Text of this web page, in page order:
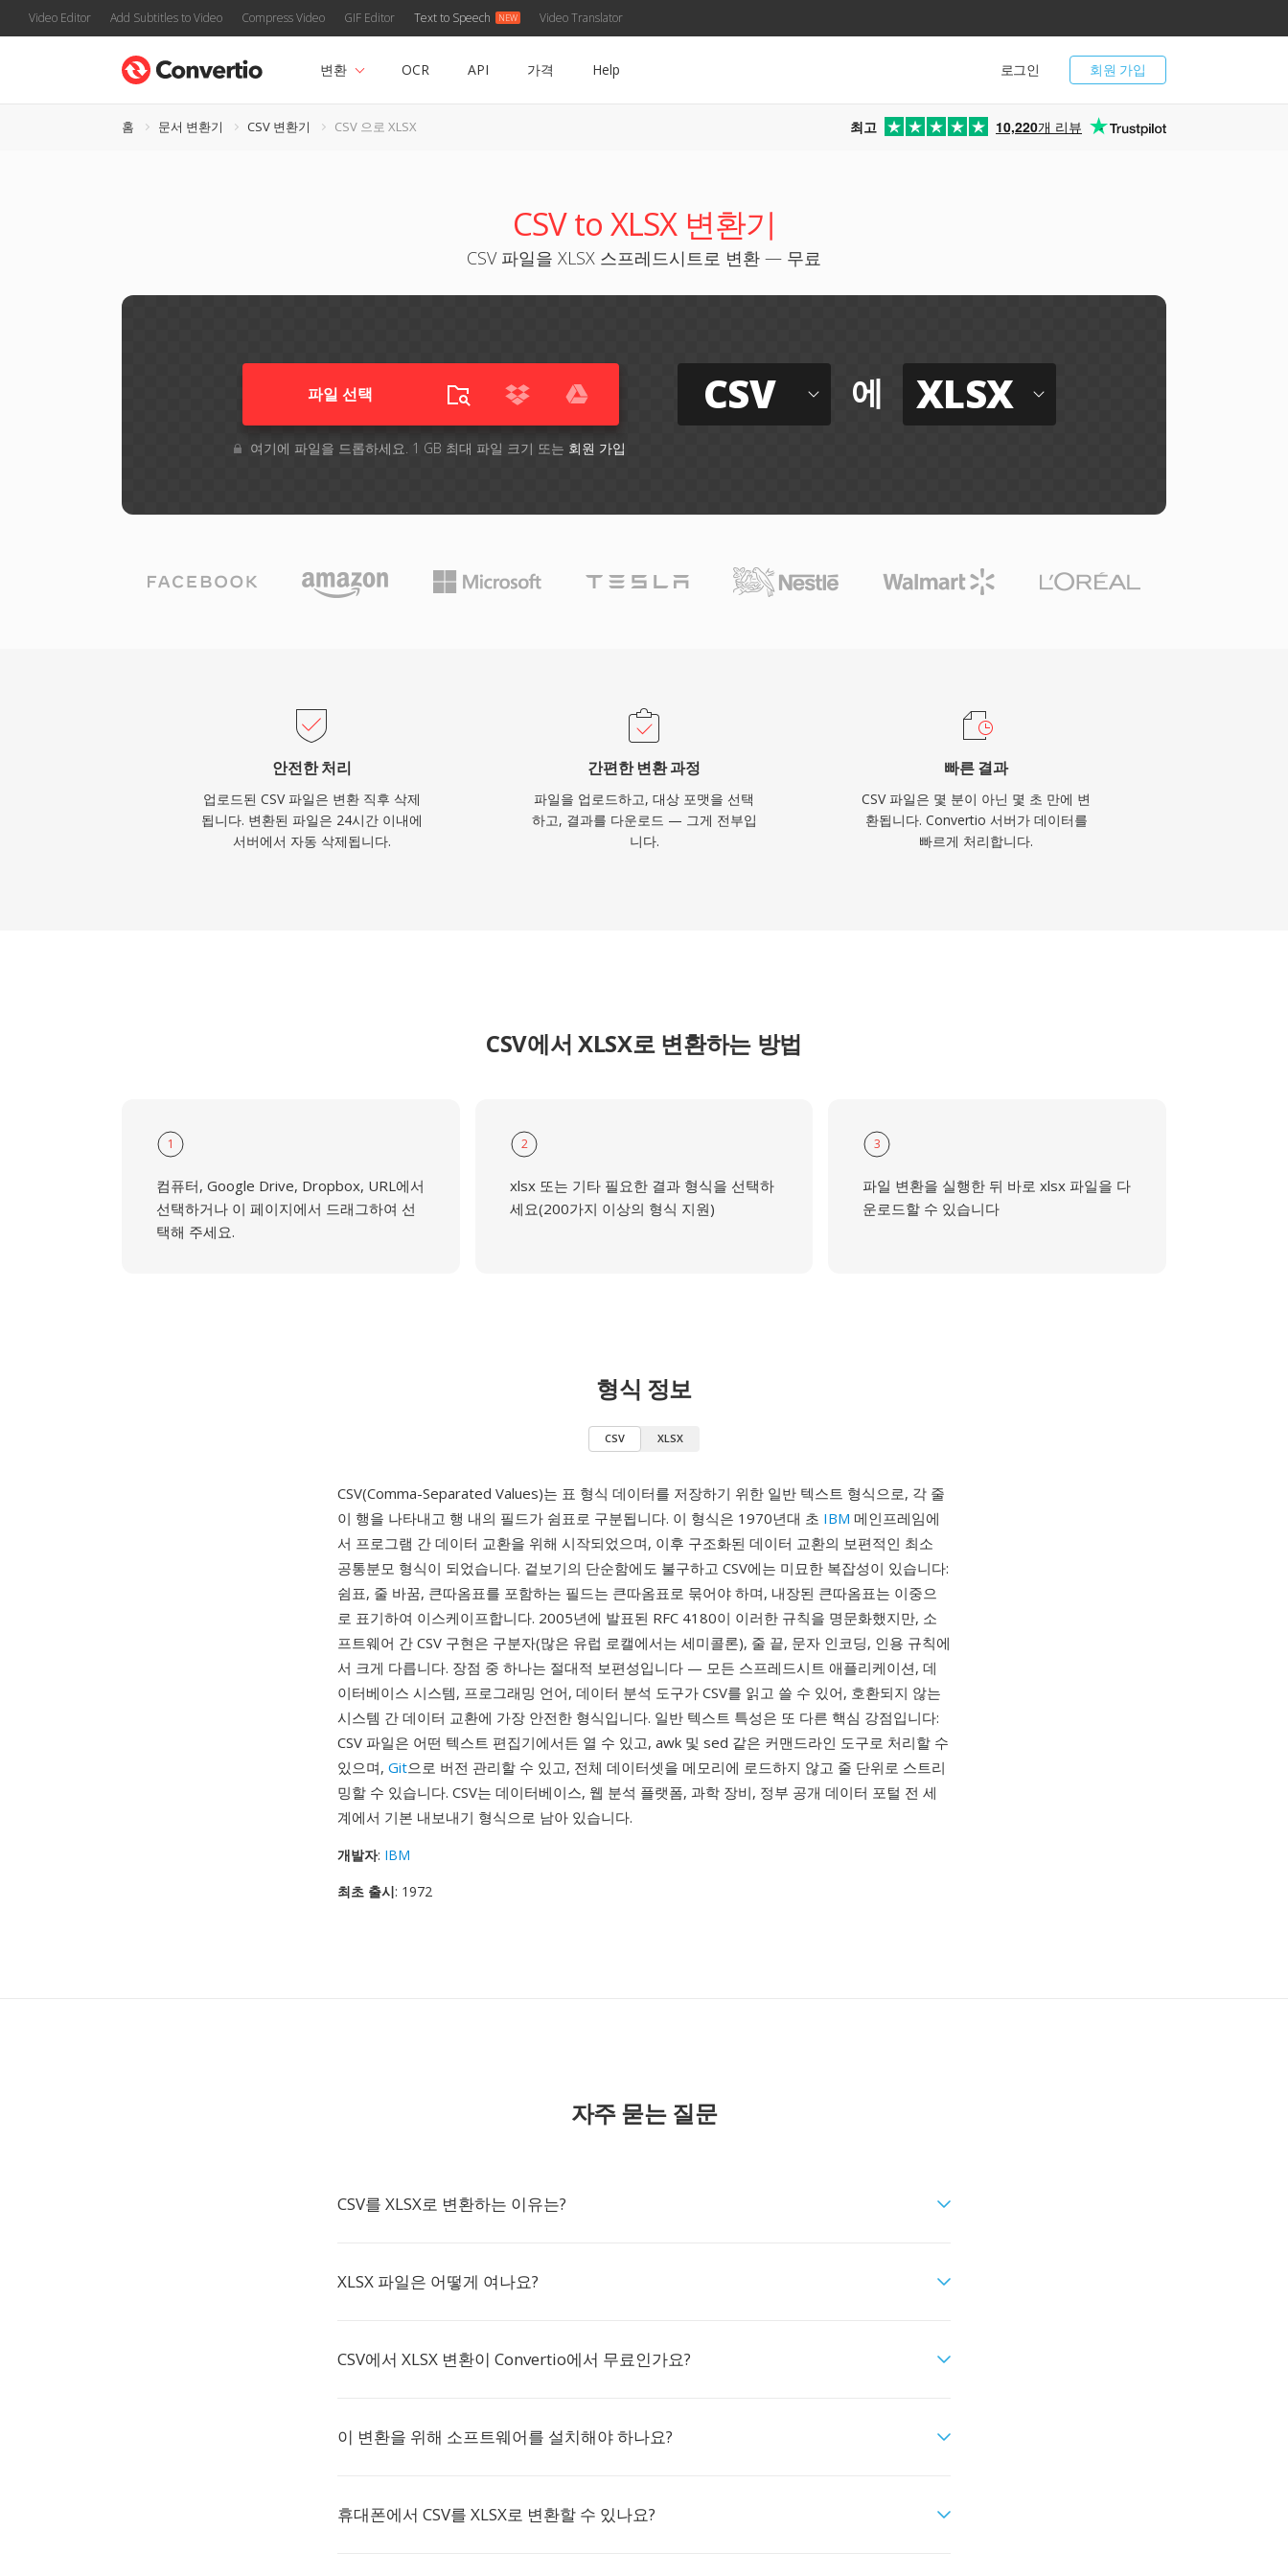
Video Editor Add Subtitles to Video Compress Video GIF Editor Text to Speech Video Translator
회원 가입
로그인
변환 OCR API 가격 Help
홈 문서 변환기 CSV 변환기 CSV 으로 XLSX 최고 10,220개 리뷰
CSV to XLSX 변환기
CSV 파일을 XLSX 스프레드시트로 변환 — 무료
파일 선택
여기에 파일을 드롭하세요. 1 GB 최대 파일 크기 또는 회원 가입
CSV 에 XLSX
안전한 처리
업로드된 CSV 파일은 변환 직후 삭제
됩니다. 변환된 파일은 24시간 이내에
서버에서 자동 삭제됩니다.
간편한 변환 과정
파일을 업로드하고, 대상 포맷을 선택
하고, 결과를 다운로드 — 그게 전부입
니다.
빠른 결과
CSV 파일은 몇 분이 아닌 몇 초 만에 변
환됩니다. Convertio 서버가 데이터를
빠르게 처리합니다.
CSV에서 XLSX로 변환하는 방법
1
컴퓨터, Google Drive, Dropbox, URL에서
선택하거나 이 페이지에서 드래그하여 선
택해 주세요.
2
xlsx 또는 기타 필요한 결과 형식을 선택하
세요(200가지 이상의 형식 지원)
3
파일 변환을 실행한 뒤 바로 xlsx 파일을 다
운로드할 수 있습니다
형식 정보
CSV XLSX
CSV(Comma-Separated Values)는 표 형식 데이터를 저장하기 위한 일반 텍스트 형식으로, 각 줄
이 행을 나타내고 행 내의 필드가 쉼표로 구분됩니다. 이 형식은 1970년대 초 IBM 메인프레임에
서 프로그램 간 데이터 교환을 위해 시작되었으며, 이후 구조화된 데이터 교환의 보편적인 최소
공통분모 형식이 되었습니다. 겉보기의 단순함에도 불구하고 CSV에는 미묘한 복잡성이 있습니다:
쉼표, 줄 바꿈, 큰따옴표를 포함하는 필드는 큰따옴표로 묶어야 하며, 내장된 큰따옴표는 이중으
로 표기하여 이스케이프합니다. 2005년에 발표된 RFC 4180이 이러한 규칙을 명문화했지만, 소
프트웨어 간 CSV 구현은 구분자(많은 유럽 로캘에서는 세미콜론), 줄 끝, 문자 인코딩, 인용 규칙에
서 크게 다릅니다. 장점 중 하나는 절대적 보편성입니다 — 모든 스프레드시트 애플리케이션, 데
이터베이스 시스템, 프로그래밍 언어, 데이터 분석 도구가 CSV를 읽고 쓸 수 있어, 호환되지 않는
시스템 간 데이터 교환에 가장 안전한 형식입니다. 일반 텍스트 특성은 또 다른 핵심 강점입니다:
CSV 파일은 어떤 텍스트 편집기에서든 열 수 있고, awk 및 sed 같은 커맨드라인 도구로 처리할 수
있으며, Git으로 버전 관리할 수 있고, 전체 데이터셋을 메모리에 로드하지 않고 줄 단위로 스트리
밍할 수 있습니다. CSV는 데이터베이스, 웹 분석 플랫폼, 과학 장비, 정부 공개 데이터 포털 전 세
계에서 기본 내보내기 형식으로 남아 있습니다.
개발자: IBM
최초 출시: 1972
자주 묻는 질문
CSV를 XLSX로 변환하는 이유는?
XLSX 파일은 어떻게 여나요?
CSV에서 XLSX 변환이 Convertio에서 무료인가요?
이 변환을 위해 소프트웨어를 설치해야 하나요?
휴대폰에서 CSV를 XLSX로 변환할 수 있나요?